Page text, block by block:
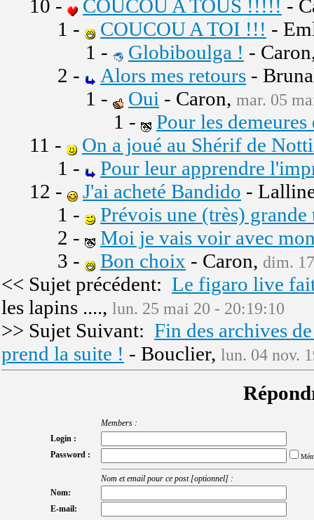
10 -
COUCOU A TOUS !!!!! -
1 -
COUCOU A TOI !!! -
1 -
Globiboulga ! -
2 -
Alors mes retours -
1 -
Oui - Caron, mar. 05
1 -
Pour les
11 -
On a joué au Shérif de
1 -
Pour leur apprendre
12 -
J'ai acheté Bandido -
1 -
Prévois une (très) grande
2 -
Moi je vais voir avec
3 -
Bon choix - Caron, dim.
<< Sujet précédent: Le figaro live
les lapins ...., lun. 25 mai 20 - 20:19:10
>> Sujet Suivant: Fin des archives
prend la suite ! - Bouclier, lun. 04 nov.
Members :
Login :
Password :
Nom et email pour ce post [optionnel] :
Nom:
E-mail: